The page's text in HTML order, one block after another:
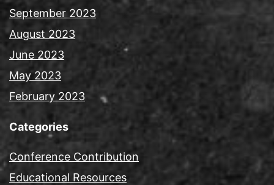
September 2023
August 2023
June 2023
May 2023
February 2023
Categories
Conference Contribution
Educational Resources